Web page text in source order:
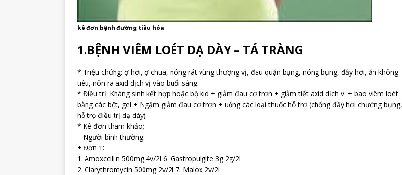
kê đơn bệnh đường tiêu hóa
1.BỆNH VIÊM LOÉT DẠ DÀY – TÁ TRÀNG
* Triệu chứng: ợ hơi, ợ chua, nóng rát vùng thượng vị, đau quặn bụng, nóng bụng, đầy hơi, ăn không
tiêu, nôn ra axid dịch vị vào buổi sáng.
* Điều trị: Kháng sinh kết hợp hoặc bộ kid + giảm đau cơ trơn + giảm tiết axid dịch vị + bao viêm loét
bằng các bột, gel + Ngậm giảm đau cơ trơn + uống các loại thuốc hỗ trợ (chống đầy hơi chướng bụng,
hỗ trọ điều trị dạ dày)
* Kê đơn tham khảo;
– Người bình thường:
+ Đơn 1:
1. Amoxccillin 500mg 4v/2l 6. Gastropulgite 3g 2g/2l
2. Clarythromycin 500mg 2v/2l 7. Malox 2v/2l